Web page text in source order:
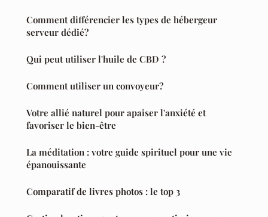
Comment différencier les types de hébergeur
serveur dédié?
Qui peut utiliser l'huile de CBD ?
Comment utiliser un convoyeur?
Votre allié naturel pour apaiser l'anxiété et
favoriser le bien-être
La méditation : votre guide spirituel pour une vie
épanouissante
Comparatif de livres photos : le top 3